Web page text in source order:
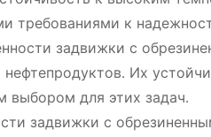
требованиями к
задвижки с
Их
для этих задач․
задвижки с